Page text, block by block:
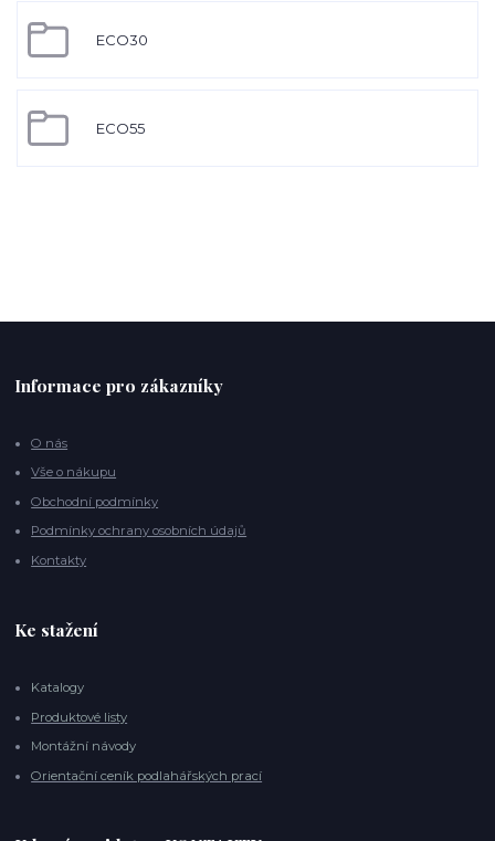
ECO30
ECO55
Informace pro zákazníky
O nás
Vše o nákupu
Obchodní podmínky
Podmínky ochrany osobních údajů
Kontakty
Ke stažení
Katalogy
Produktové listy
Montážní návody
Orientační ceník podlahářských prací